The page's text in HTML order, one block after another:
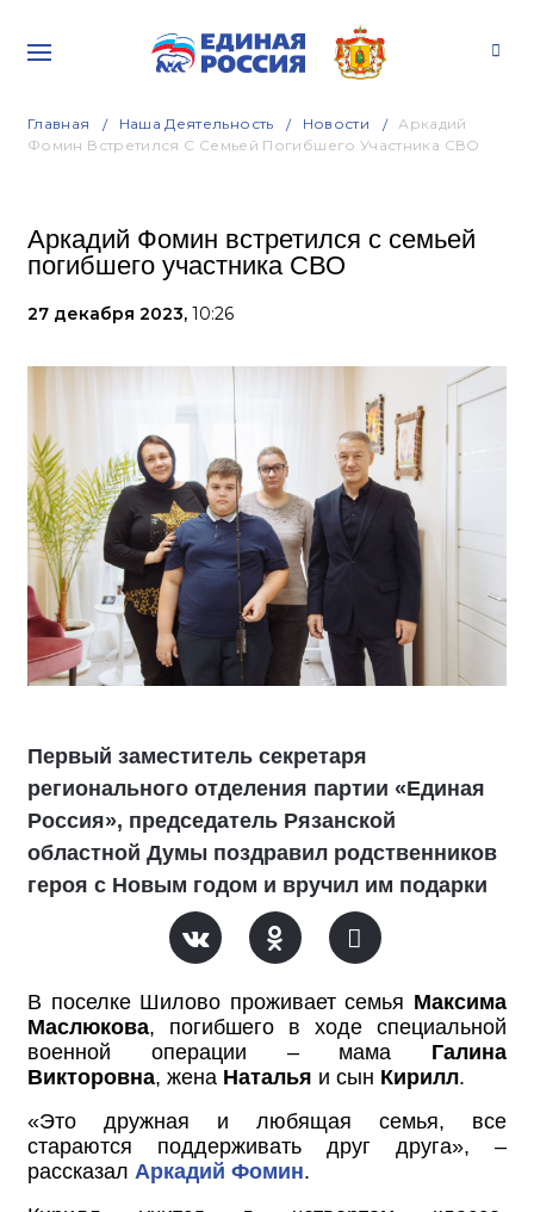
Главная Наша Деятельность Новости
Аркадий
Фомин Встретился С Семьей Погибшего Участника СВО
Аркадий Фомин встретился с семьей
погибшего участника СВО
27 декабря 2023, 10:26
Первый заместитель секретаря
регионального отделения партии «Единая
Россия», председатель Рязанской
областной Думы поздравил родственников
героя с Новым годом и вручил им подарки
В поселке Шилово проживает семья Максима
Маслюкова, погибшего
в ходе специальной
военной операции – мама
Галина
Викторовна, жена Наталья и сын Кирилл.
«Это дружная и любящая семья, все
стараются
поддерживать друг друга», –
рассказал Аркадий Фомин.